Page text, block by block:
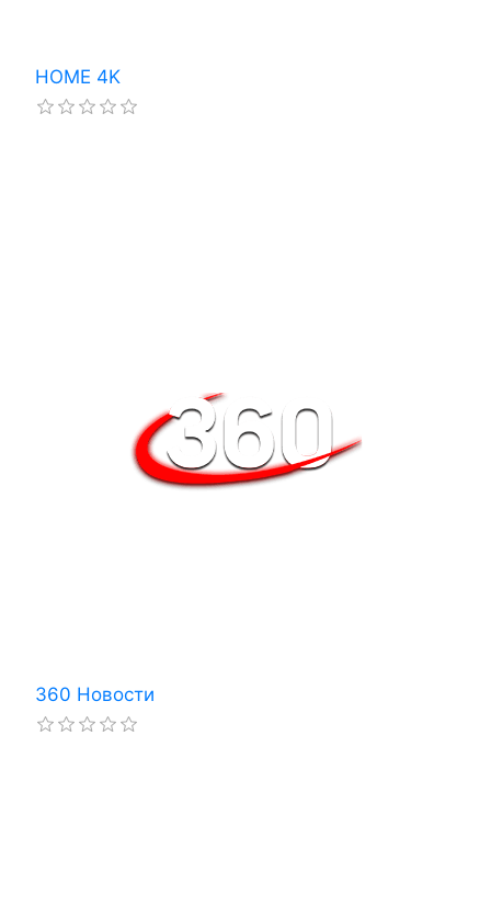
HOME 4K
360 Новости